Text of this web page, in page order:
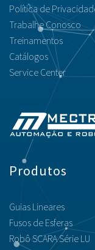
Política de
Trabalhe Conosco
Treinamentos
Catálogos
Service Center
Produtos
Guias Lineares
Fusos de Esferas
Robô SCARA Série LU